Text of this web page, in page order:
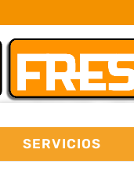
SERVICIOS